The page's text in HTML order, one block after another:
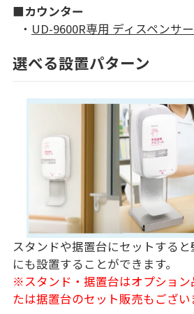
■カウンター
・ UD-9600R専用 ディスペンサ
選べる設置パターン
スタンドや据置台にセットする
にも設置することができます。
※スタンド・据置台はオプション
たは据置台のセット販売もござい